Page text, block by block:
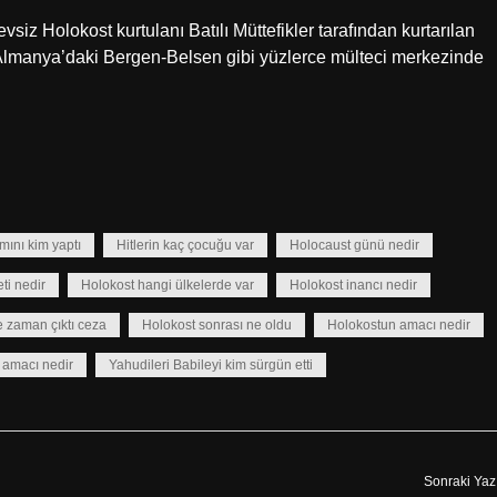
Holokost kurtulanı Batılı Müttefikler tarafından kurtarılan
Bergen-Belsen gibi yüzlerce mülteci merkezinde
kim yaptı Hitlerin kaç çocuğu var Holocaust günü nedir
nedir Holokost hangi ülkelerde var Holokost inancı nedir
çıktı ceza Holokost sonrası ne oldu Holokostun amacı nedir
amacı nedir Yahudileri Babileyi kim sürgün etti
Sonraki